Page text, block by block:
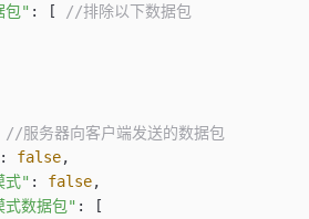
包"
: [
//排除以下数据包
//服务器向客户端发送的数据包
: false,
式"
: false,
数据包"
: [